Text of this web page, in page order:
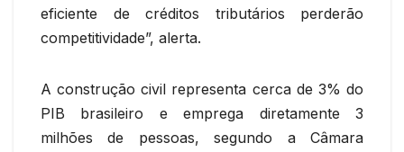
eficiente de créditos tributários perderão
competitividade”, alerta.
A construção civil representa cerca de 3% do
PIB brasileiro e emprega diretamente 3
milhões de pessoas, segundo a Câmara